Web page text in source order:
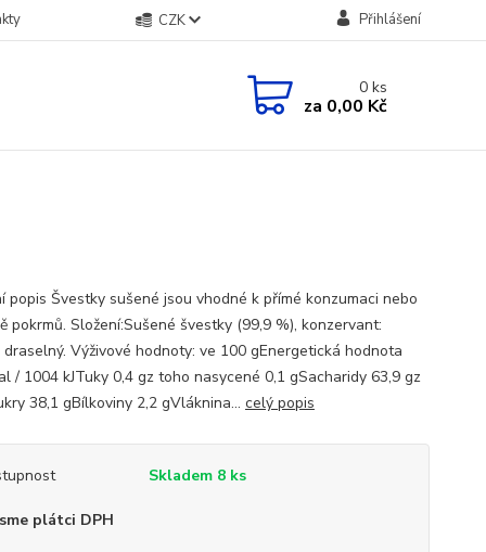
CZK Přihlášení
0ks
za 0,00 Kč
popis Švestky sušené jsou vhodné k přímé konzumaci nebo
pokrmů. Složení:Sušené švestky (99,9 %), konzervant:
Výživové hodnoty: ve 100 gEnergetická hodnota
/ 1004 kJTuky 0,4 gz toho nasycené 0,1 gSacharidy 63,9 gz
38,1 gBílkoviny 2,2 gVláknina... celý popis
Skladem 8 ks
plátci DPH